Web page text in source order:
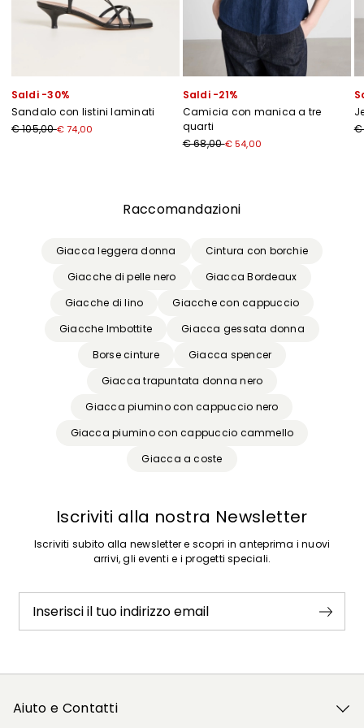
Saldi -30%
Sandalo con listini laminati
€ 105,00€ 74,00
Saldi -21%
Camicia con manica a tre
quarti
€ 68,00€ 54,00
€
Raccomandazioni
Giacca leggera donna
Cintura con borchie
Giacche di pelle nero
Giacca Bordeaux
Giacche di lino
Giacche con cappuccio
Giacche Imbottite
Giacca gessata donna
Borse cinture
Giacca spencer
Giacca trapuntata donna nero
Giacca piumino con cappuccio nero
Giacca piumino con cappuccio cammello
Giacca a coste
Iscriviti alla nostra Newsletter
Iscriviti subito alla newsletter e scopri in anteprima i nuovi
arrivi, gli eventi e i progetti speciali.
Inserisci il tuo indirizzo email
Aiuto e Contatti